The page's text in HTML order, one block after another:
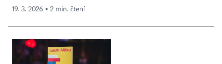
19. 3. 2026 ▪ 2 min. čtení